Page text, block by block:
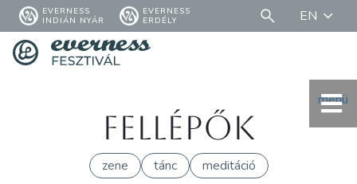
EVERNESS
INDIÁN NYÁR
EVERNESS
ERDÉLY
EN
menü
Fellépők
zene tánc meditáció